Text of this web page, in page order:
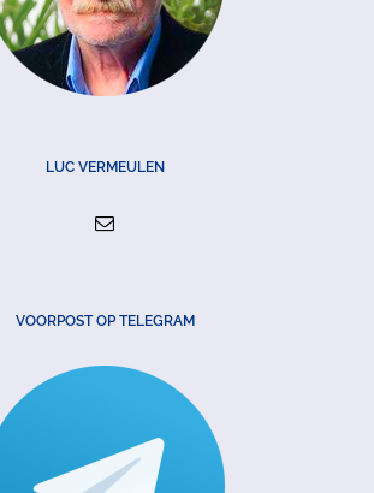
LUC VERMEULEN
VOORPOST OP TELEGRAM